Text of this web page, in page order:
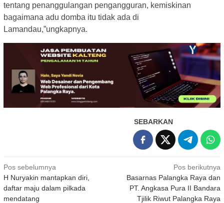
tentang penanggulangan pengangguran, kemiskinan
bagaimana adu domba itu tidak ada di
Lamandau,”ungkapnya.
SEBARKAN
Navigasi
pos
Pos sebelumnya
H Nuryakin mantapkan diri,
daftar maju dalam pilkada
mendatang
Pos berikutnya
Basarnas Palangka Raya dan
PT. Angkasa Pura II Bandara
Tjilik Riwut Palangka Raya